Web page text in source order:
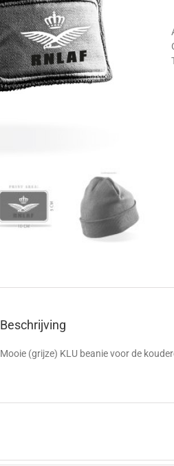
Beschrijving
Mooie (grijze) KLU beanie voor de